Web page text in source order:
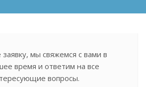
мы свяжемся с вами в
время и ответим на все
вопросы.